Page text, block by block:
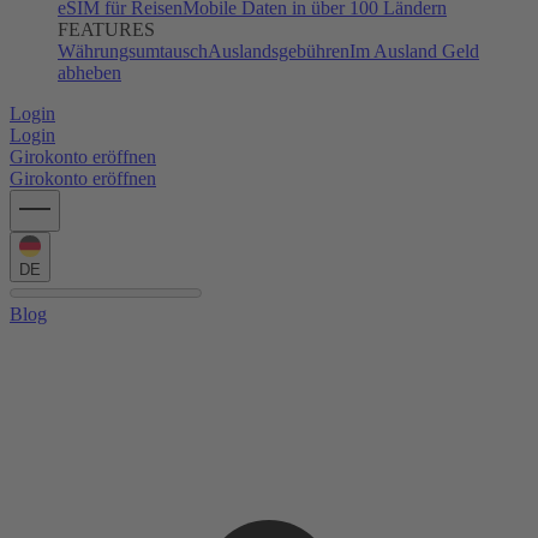
eSIM für ReisenMobile Daten in über 100 Ländern
FEATURES
WährungsumtauschAuslandsgebührenIm Ausland Geld
abheben
Login
Login
Girokonto eröffnen
Girokonto eröffnen
DE
Blog